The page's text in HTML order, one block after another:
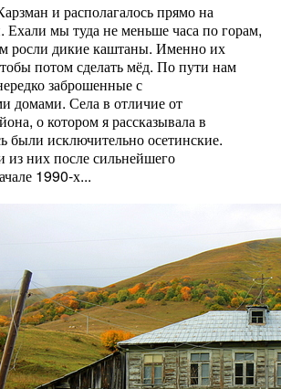
и располагалось прямо на
Ехали мы туда не меньше часа по горам,
росли дикие каштаны. Именно их
потом сделать мёд. По пути нам
заброшенные с
домами. Села в отличие от
о котором я рассказывала в
были исключительно осетинские.
них после сильнейшего
1990-х...